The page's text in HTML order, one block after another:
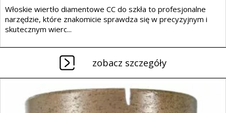
Włoskie wiertło diamentowe CC do szkła to profesjonalne
narzędzie, które znakomicie sprawdza się w precyzyjnym i
skutecznym wierc...
zobacz szczegóły